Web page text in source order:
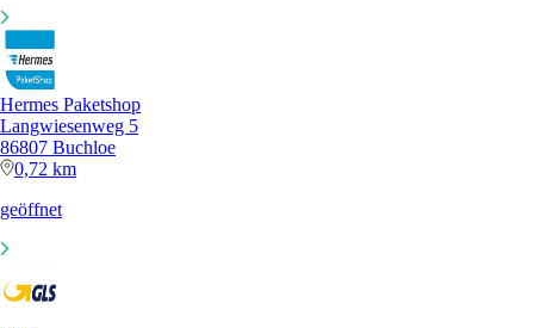
Hermes Paketshop
Langwiesenweg 5
86807 Buchloe
0,72 km
geöffnet